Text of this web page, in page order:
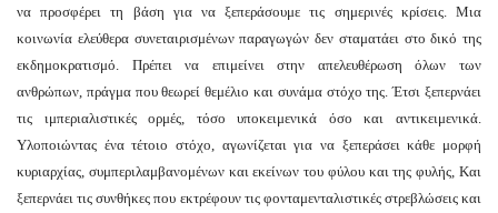
να προσφέρει τη βάση για να ξεπεράσουμε τις σημερινές κρίσεις. Μια
κοινωνία ελεύθερα συνεταιρισμένων παραγωγών δεν σταματάει στο δικό της
εκδημοκρατισμό. Πρέπει να επιμείνει στην απελευθέρωση όλων των
ανθρώπων, πράγμα που θεωρεί θεμέλιο και συνάμα στόχο της. Έτσι ξεπερνάει
τις ιμπεριαλιστικές ορμές, τόσο υποκειμενικά όσο και αντικειμενικά.
Υλοποιώντας ένα τέτοιο στόχο, αγωνίζεται για να ξεπεράσει κάθε μορφή
κυριαρχίας, συμπεριλαμβανομένων και εκείνων του φύλου και της φυλής, Και
ξεπερνάει τις συνθήκες που εκτρέφουν τις φονταμενταλιστικές στρεβλώσεις και